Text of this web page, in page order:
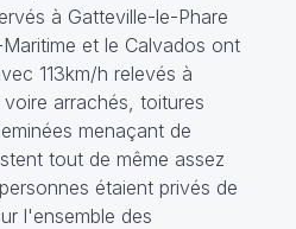
à Gatteville-le-Phare
et le Calvados ont
113km/h relevés à
arrachés, toitures
menaçant de
tout de même assez
étaient privés de
l'ensemble des